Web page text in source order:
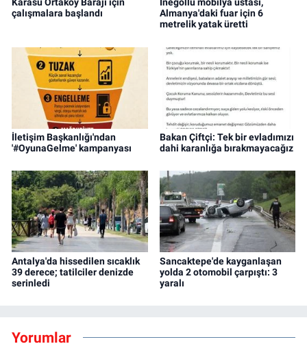
çalışmalara başlandı
Almanya'daki fuar için 6
metrelik yatak üretti
İletişim Başkanlığı'ndan
'#OyunaGelme' kampanyası
Bakan Çiftçi: Tek bir evladımızı
dahi karanlığa bırakmayacağız
Antalya'da hissedilen sıcaklık
39 derece; tatilciler denizde
serinledi
Sancaktepe'de kayganlaşan
yolda 2 otomobil çarpıştı: 3
yaralı
Yorumlar